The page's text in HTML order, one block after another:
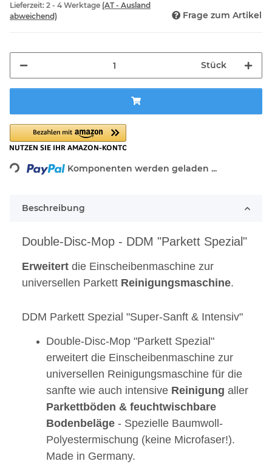
Lieferzeit: 2 - 4 Werktage (AT - Ausland
abweichend)
Frage zum Artikel
Stück
Loading... Komponenten werden geladen ...
Beschreibung
Double-Disc-Mop - DDM "Parkett Spezial"
Erweitert die Einscheibenmaschine zur
universellen Parkett Reinigungsmaschine.
DDM Parkett Spezial "Super-Sanft & Intensiv"
Double-Disc-Mop "Parkett Spezial"
erweitert die Einscheibenmaschine zur
universellen Reinigungsmaschine für die
sanfte wie auch intensive Reinigung aller
Parkettböden & feuchtwischbare
Bodenbeläge - Spezielle Baumwoll-
Polyestermischung (keine Microfaser!).
Made in Germany.